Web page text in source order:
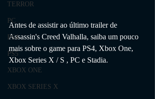
TERROR
PC
PS4
PS5
XBOX ONE
XBOX SERIES X
Antes de assistir ao último trailer de
Assassin's Creed Valhalla, saiba um pouco
mais sobre o game para PS4, Xbox One,
Xbox Series X / S , PC e Stadia.